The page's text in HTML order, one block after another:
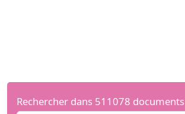
Rechercher dans 511078 documents